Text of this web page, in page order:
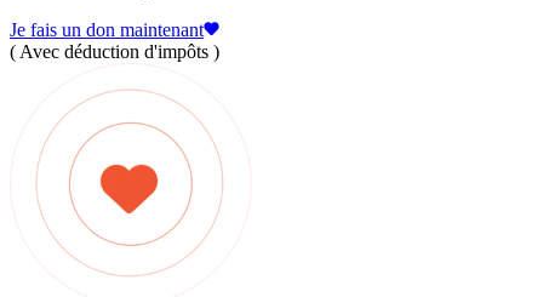
Je fais un don maintenant
( Avec déduction d'impôts )